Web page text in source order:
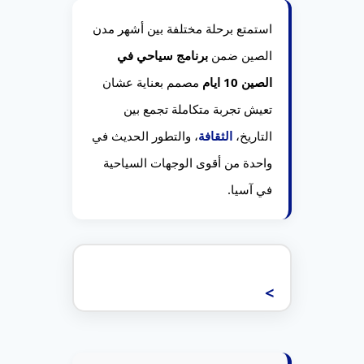
استمتع برحلة مختلفة بين أشهر مدن
الصين ضمن برنامج سياحي في
الصين 10 ايام
مصمم بعناية عشان
تعيش تجربة متكاملة تجمع بين
التاريخ، الثقافة، والتطور الحديث في
واحدة من أقوى الوجهات السياحية
في آسيا.